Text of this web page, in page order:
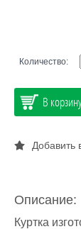
Количество:
В корзину
Добавить
Описание:
Куртка